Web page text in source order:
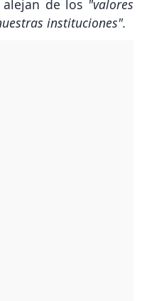
de los "valores
instituciones".